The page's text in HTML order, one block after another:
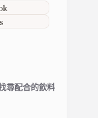
尋配合的飲料